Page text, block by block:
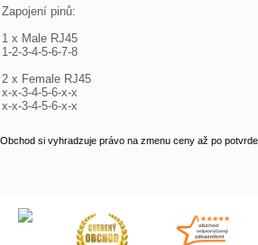
Zapojení pinů:
1 x Male RJ45
1-2-3-4-5-6-7-8
2 x Female RJ45
x-x-3-4-5-6-x-x
x-x-3-4-5-6-x-x
Obchod si vyhradzuje právo na zmenu ceny až po